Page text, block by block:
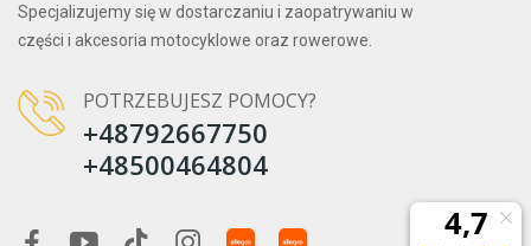
Specjalizujemy się w dostarczaniu i zaopatrywaniu w
części i akcesoria motocyklowe oraz rowerowe.
POTRZEBUJESZ POMOCY?
+48792667750
+48500464804